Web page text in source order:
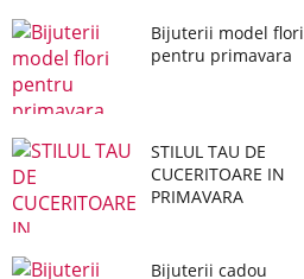
Bijuterii model flori
pentru primavara
STILUL TAU DE
CUCERITOARE IN
PRIMAVARA
Bijuterii cadou